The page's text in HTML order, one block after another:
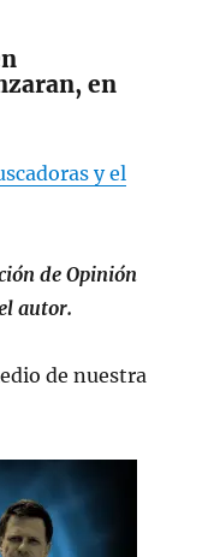
en
y el
de Opinión
autor.
de nuestra